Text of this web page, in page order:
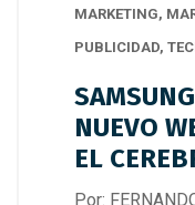
MARKETING,
PUBLICIDAD,
NUEVO
EL
Por: